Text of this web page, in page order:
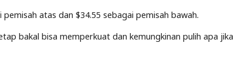
atas dan $34.55 sebagai pemisah bawah.
bakal bisa memperkuat dan kemungkinan pulih apa jika